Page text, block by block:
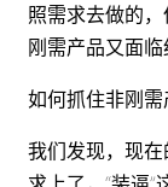
照需求去做的
刚需产品又面临
如何抓住非刚需
我们发现，现